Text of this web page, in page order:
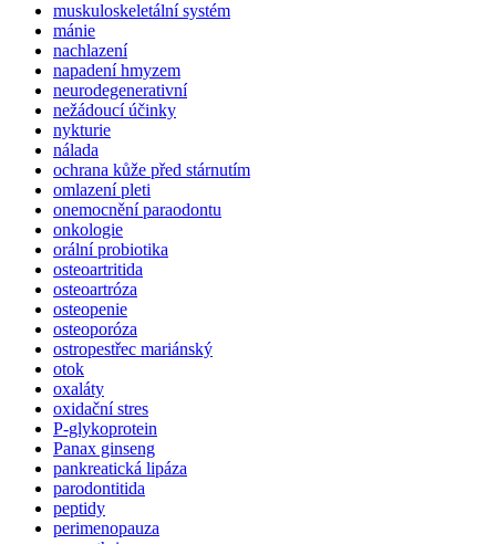
muskuloskeletální systém
mánie
nachlazení
napadení hmyzem
neurodegenerativní
nežádoucí účinky
nykturie
nálada
ochrana kůže před stárnutím
omlazení pleti
onemocnění paraodontu
onkologie
orální probiotika
osteoartritida
osteoartróza
osteopenie
osteoporóza
ostropestřec mariánský
otok
oxaláty
oxidační stres
P-glykoprotein
Panax ginseng
pankreatická lipáza
parodontitida
peptidy
perimenopauza